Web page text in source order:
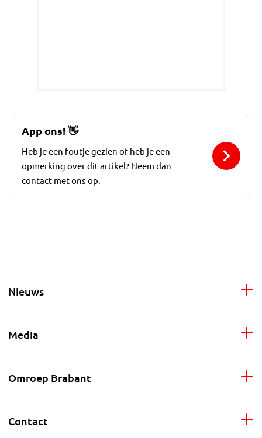
App ons!👋
Heb je een foutje gezien of heb je een
opmerking over dit artikel? Neem dan
contact met ons op.
Nieuws
Media
Omroep Brabant
Contact